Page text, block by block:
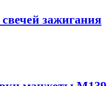
зажигания